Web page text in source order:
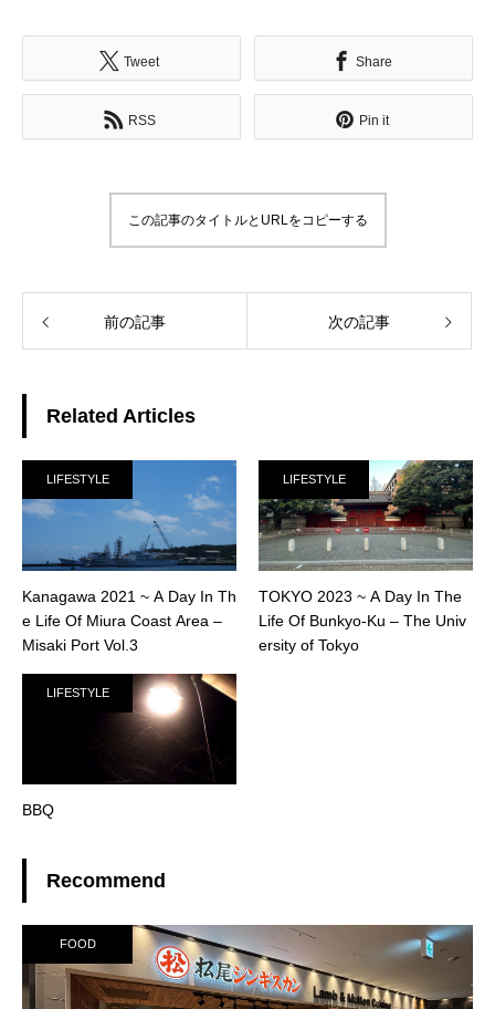
Tweet Share
RSS Pin it
この記事のタイトルとURLをコピーする
前の記事 次の記事
Related Articles
LIFESTYLE
Kanagawa 2021 ~ A Day In Th
e Life Of Miura Coast Area –
Misaki Port Vol.3
LIFESTYLE
TOKYO 2023 ~ A Day In The
Life Of Bunkyo-Ku – The Univ
ersity of Tokyo
LIFESTYLE
BBQ
Recommend
FOOD